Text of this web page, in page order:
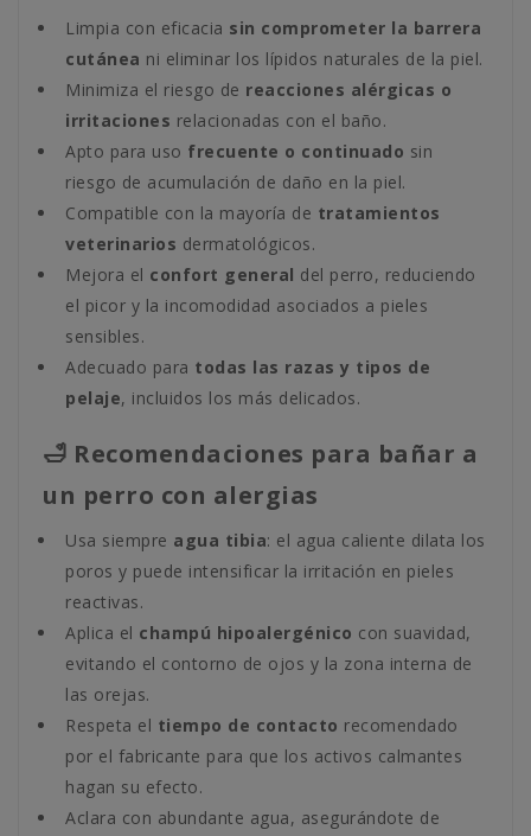
Limpia con eficacia sin comprometer la barrera
cutánea ni eliminar los lípidos naturales de la piel.
Minimiza el riesgo de reacciones alérgicas o
irritaciones relacionadas con el baño.
Apto para uso frecuente o continuado sin
riesgo de acumulación de daño en la piel.
Compatible con la mayoría de tratamientos
veterinarios dermatológicos.
Mejora el confort general del perro, reduciendo
el picor y la incomodidad asociados a pieles
sensibles.
Adecuado para todas las razas y tipos de
pelaje, incluidos los más delicados.
🛁 Recomendaciones para bañar a
un perro con alergias
Usa siempre agua tibia: el agua caliente dilata los
poros y puede intensificar la irritación en pieles
reactivas.
Aplica el champú hipoalergénico con suavidad,
evitando el contorno de ojos y la zona interna de
las orejas.
Respeta el tiempo de contacto recomendado
por el fabricante para que los activos calmantes
hagan su efecto.
Aclara con abundante agua, asegurándote de